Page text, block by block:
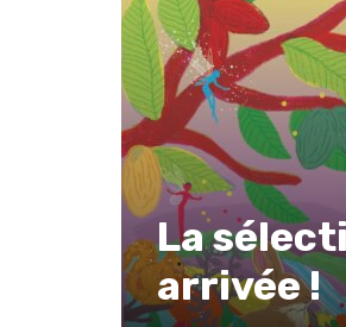
La
arrivée !